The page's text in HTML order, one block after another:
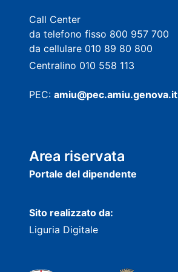
Call Center
da telefono fisso 800 957 700
da cellulare 010 89 80 800
Centralino 010 558 113
PEC: amiu@pec.amiu.genova.it
Area riservata
Portale del dipendente
Sito realizzato da:
Liguria Digitale